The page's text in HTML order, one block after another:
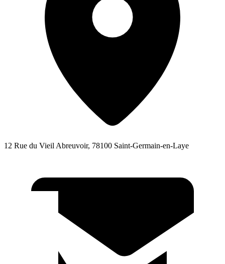
12 Rue du Vieil Abreuvoir, 78100 Saint-Germain-en-Laye